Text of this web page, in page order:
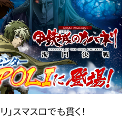
スマスロでも貫く！